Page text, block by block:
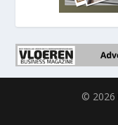
© 2026